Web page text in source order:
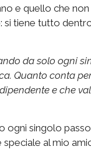
e quello che
si tiene tutto
da solo ogni
Quanto conta
e che
ogni singolo
speciale al mio